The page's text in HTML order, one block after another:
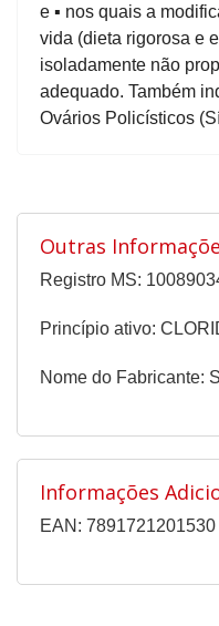
e ▪ nos quais a
vida (dieta rigorosa e
isoladamente não
adequado. Também
Ovários Policísticos
Outras
Registro MS:
Princípio ativo:
Nome do Fabricante:
Informações
EAN: 7891721201530